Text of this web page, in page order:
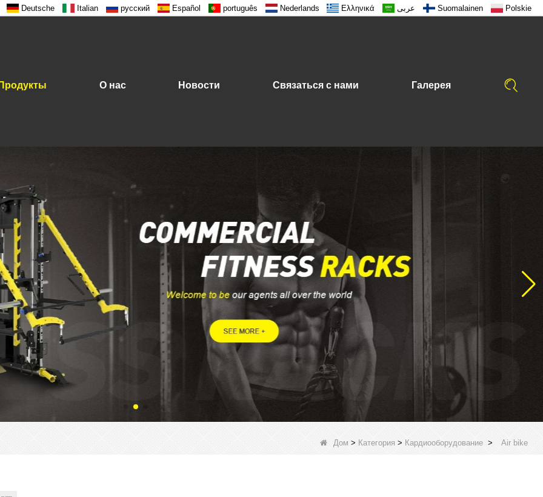
Deutsche Italian русский Español português Nederlands Ελληνικά عربى Suomalainen Polskie
Продукты О нас Новости Связаться с нами Галерея
Дом > Категория > Кардиооборудование > Air bike